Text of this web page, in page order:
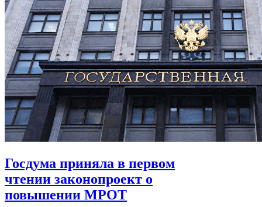
Госдума приняла в первом
чтении законопроект о
повышении МРОТ